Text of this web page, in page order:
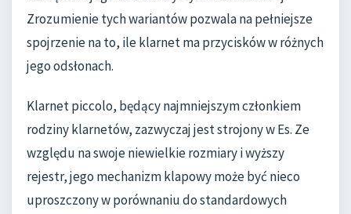
Zrozumienie tych wariantów pozwala na pełniejsze
spojrzenie na to, ile klarnet ma przycisków w różnych
jego odsłonach.
Klarnet piccolo, będący najmniejszym członkiem
rodziny klarnetów, zazwyczaj jest strojony w Es. Ze
względu na swoje niewielkie rozmiary i wyższy
rejestr, jego mechanizm klapowy może być nieco
uproszczony w porównaniu do standardowych